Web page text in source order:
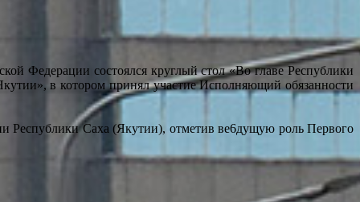
Федерации состоялся круглый стол «Во главе Республики
в котором принял участие Исполняющий обязанности
Республики Саха (Якутии), отметив ве6дущую роль Первого